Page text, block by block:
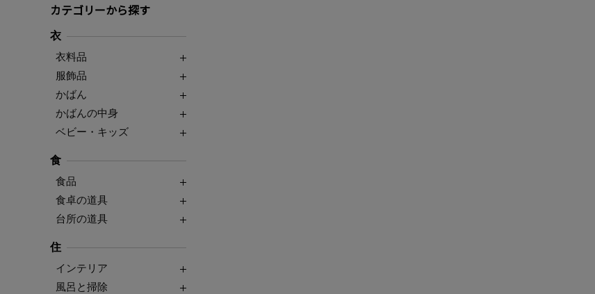
カテゴリーから探す
衣
衣料品
服飾品
かばん
かばんの中身
ベビー・キッズ
食
食品
食卓の道具
台所の道具
住
インテリア
風呂と掃除